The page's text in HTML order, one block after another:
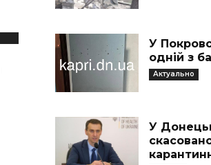
У
одній з
Актуально
У